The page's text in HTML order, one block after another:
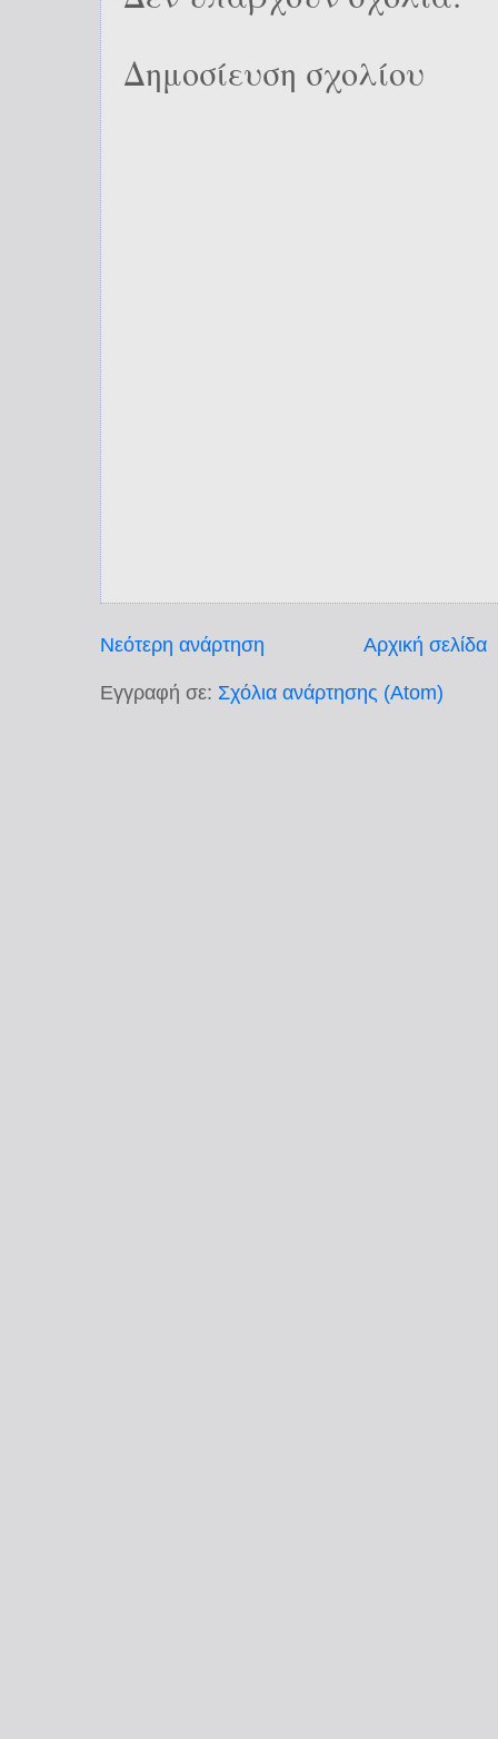
Δημοσίευση σχολίου
Νεότερη ανάρτηση Αρχική σελίδα
Εγγραφή σε: Σχόλια ανάρτησης (Atom)